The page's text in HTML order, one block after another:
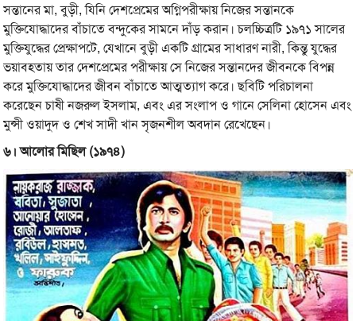
সন্তানের মা, বুড়ী, যিনি দেশপ্রেমের অগ্নিপরীক্ষায় নিজের সন্তানকে
মুক্তিযোদ্ধাদের বাঁচাতে বন্দুকের সামনে দাঁড় করান। চলচ্চিত্রটি ১৯৭১ সালের
মুক্তিযুদ্ধের প্রেক্ষাপটে, যেখানে বুড়ী একটি গ্রামের সাধারণ নারী, কিন্তু যুদ্ধের
ভয়াবহতায় তার দেশপ্রেমের পরীক্ষায় সে নিজের সন্তানদের জীবনকে বিপন্ন
করে মুক্তিযোদ্ধাদের জীবন বাঁচাতে আত্মত্যাগ করে। ছবিটি পরিচালনা
করেছেন চাষী নজরুল ইসলাম, এবং এর সংলাপ ও গানে সেলিনা হোসেন এবং
মুন্সী ওয়াদুদ ও শেখ সাদী খান সৃজনশীল অবদান রেখেছেন।
৬। আলোর মিছিল (১৯৭৪)